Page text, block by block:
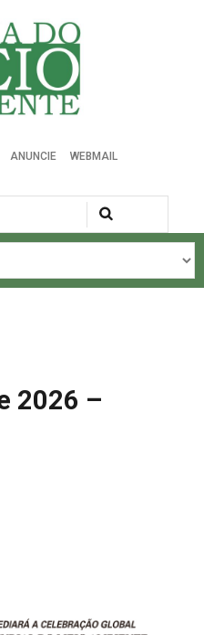
Ambiente
ANUNCIE WEBMAIL
2026 –